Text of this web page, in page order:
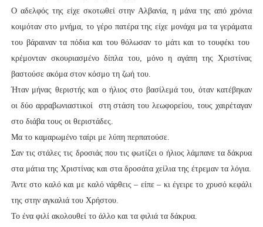
Ο αδελφός της είχε σκοτωθεί στην Αλβανία, η μάνα της από χρόνια
κοιμόταν στο μνήμα, το γέρο πατέρα της είχε μονάχα μα τα γεράματα
του βάραιναν τα πόδια και του θόλωσαν το μάτι και το τουφέκι του
κρέμονταν σκουριασμένο δίπλα του, μόνο η αγάπη της Χριστίνας
βαστούσε ακόμα στον κόσμο τη ζωή του.
Ήταν μήνας θεριστής και ο ήλιος στο βασίλεμά του, όταν κατέβηκαν
οι δύο αρραβωνιαστικοί στη στάση του λεωφορείου, τους χαιρέταγαν
στο διάβα τους οι θεριστάδες.
Μα το καμαρωμένο ταίρι με λύπη περπατούσε.
Σαν τις στάλες τις δροσιάς που τις φωτίζει ο ήλιος λάμπανε τα δάκρυα
στα μάτια της Χριστίνας και στα δροσάτα χείλια της έτρεμαν τα λόγια.
Άντε στο καλό και με καλό νάρθεις – είπε – κι έγειρε το χρυσό κεφάλι
της στην αγκαλιά του Χρήστου.
Το ένα φιλί ακολουθεί το άλλο και τα φιλιά τα δάκρυα.